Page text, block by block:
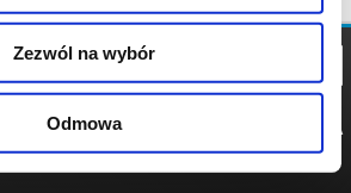
Zezwól na wybór
Odmowa
POLITYKA
POLITYKA